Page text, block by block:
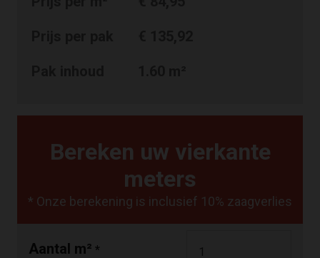
Bereken uw vierkante
meters
* Onze berekening is inclusief 10% zaagverlies
Aantal m² *